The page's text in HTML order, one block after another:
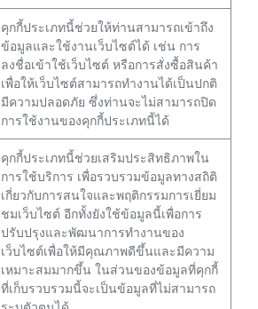
คุกกี้ประเภทนี้ช่วยให้ท่านสามารถเข้าถึง
ข้อมูลและใช้งานเว็บไซต์ได้ เช่น การ
ลงชื่อเข้าใช้เว็บไซต์ หรือการสั่งซื้อสินค้า
เพื่อให้เว็บไซต์สามารถทำงานได้เป็นปกติ
มีความปลอดภัย ซึ่งท่านจะไม่สามารถปิด
การใช้งานของคุกกี้ประเภทนี้ได้
คุกกี้ประเภทนี้ช่วยเสริมประสิทธิภาพใน
การใช้บริการ เพื่อรวบรวมข้อมูลทางสถิติ
เกี่ยวกับการสนใจและพฤติกรรมการเยี่ยม
ชมเว็บไซต์ อีกทั้งยังใช้ข้อมูลนี้เพื่อการ
ปรับปรุงและพัฒนาการทำงานของ
เว็บไซต์เพื่อให้มีคุณภาพดีขึ้นและมีความ
เหมาะสมมากขึ้น ในส่วนของข้อมูลที่คุกกี้
ที่เก็บรวบรวมนี้จะเป็นข้อมูลที่ไม่สามารถ